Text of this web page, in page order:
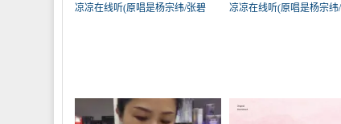
凉凉在线听(原唱是杨宗纬/张碧
凉凉在线听(原唱是杨宗纬